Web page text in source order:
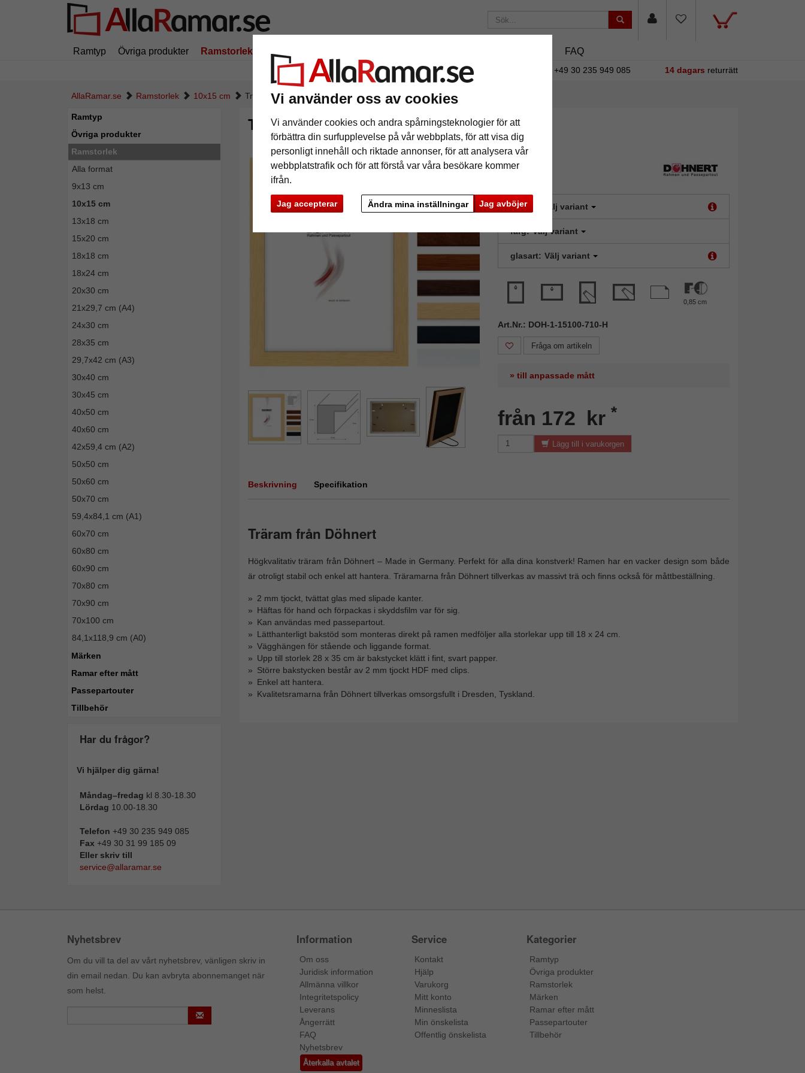
Vi använder oss av cookies
Vi använder cookies och andra spårningsteknologier för att
förbättra din surfupplevelse på vår webbplats, för att visa dig
personligt innehåll och riktade annonser, för att analysera vår
webbplatstrafik och för att förstå var våra besökare kommer
ifrån.
Jag accepterar Jag avböjer
Ändra mina inställningar
Ramtyp Övriga produkter Ramstorlek FAQ
195 kr i leveranskostnad.Oavsett hur mycket du beställer. +49 30 235 949 085 14 dagars returrätt
AllaRamar.se Ramstorlek 10x15 cm Träram Brent Cross
Ramtyp
Övriga produkter
Ramstorlek
Alla format
9x13 cm
10x15 cm
13x18 cm
15x20 cm
18x18 cm
18x24 cm
20x30 cm
21x29,7 cm (A4)
24x30 cm
28x35 cm
29,7x42 cm (A3)
30x40 cm
30x45 cm
40x50 cm
40x60 cm
42x59,4 cm (A2)
50x50 cm
50x60 cm
50x70 cm
59,4x84,1 cm (A1)
60x70 cm
60x80 cm
60x90 cm
70x80 cm
70x90 cm
70x100 cm
84,1x118,9 cm (A0)
Märken
Ramar efter mått
Passepartouter
Tillbehör
Har du frågor?
Vi hjälper dig gärna!
Måndag–fredag kl 8.30-18.30
Lördag 10.00-18.30
Telefon +49 30 235 949 085
Fax +49 30 31 99 185 09
Eller skriv till
service@allaramar.se
Träram Brent Cross
format: Välj variant
färg: Välj variant
glasart: Välj variant
0,85 cm
Art.Nr.: DOH-1-15100-710-H
Fråga om artikeln
» till anpassade mått
från 172 kr *
Lägg till i varukorgen
Beskrivning Specifikation
Träram från Döhnert
Högkvalitativ träram från Döhnert – Made in Germany. Perfekt för alla dina konstverk! Ramen har en vacker design som både
är otroligt stabil och enkel att hantera. Träramarna från Döhnert tillverkas av massivt trä och finns också för måttbeställning.
2 mm tjockt, tvättat glas med slipade kanter.
Häftas för hand och förpackas i skyddsfilm var för sig.
Kan användas med passepartout.
Lätthanterligt bakstöd som monteras direkt på ramen medföljer alla storlekar upp till 18 x 24 cm.
Vägghängen för stående och liggande format.
Upp till storlek 28 x 35 cm är bakstycket klätt i fint, svart papper.
Större bakstycken består av 2 mm tjockt HDF med clips.
Enkel att hantera.
Kvalitetsramarna från Döhnert tillverkas omsorgsfullt i Dresden, Tyskland.
Nyhetsbrev
Om du vill ta del av vårt nyhetsbrev, vänligen skriv in
din email nedan. Du kan avbryta abonnemanget när
som helst.
Information
Om oss
Juridisk information
Allmänna villkor
Integritetspolicy
Leverans
Ångerrätt
FAQ
Nyhetsbrev
Återkalla avtalet
Service
Kontakt
Hjälp
Varukorg
Mitt konto
Minneslista
Min önskelista
Offentlig önskelista
Kategorier
Ramtyp
Övriga produkter
Ramstorlek
Märken
Ramar efter mått
Passepartouter
Tillbehör